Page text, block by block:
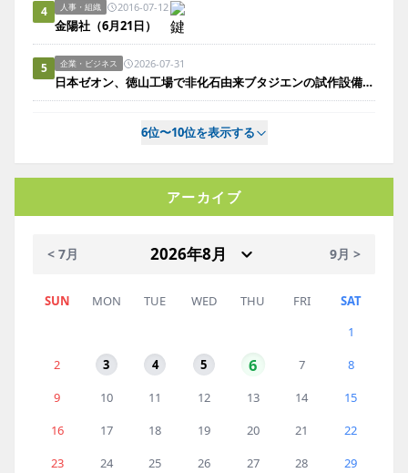
4 人事・組織 2016-07-12
金陽社（6月21日）
5 企業・ビジネス 2026-07-31
日本ゼオン、徳山工場で非化石由来ブタジエンの試作設備を竣工
6位〜10位を表示する
アーカイブ
< 7月 9月 >
SUN MON TUE WED THU FRI
SAT
1
2
3 4 5 6 7
8
9
10 11 12 13 14
15
16
17 18 19 20 21
22
23
24 25 26 27 28
29